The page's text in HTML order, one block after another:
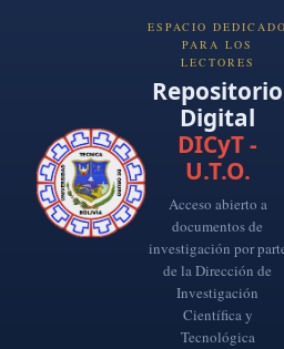
ESPACIO DEDICADO
PARA LOS
LECTORES
Repositorio
Digital
DICyT -
U.T.O.
Acceso abierto a
documentos de
investigación por
de la Dirección de
Investigación
Científica y
Tecnológica